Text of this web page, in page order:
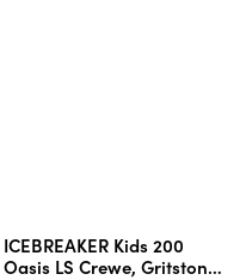
ICEBREAKER Kids 200
Oasis LS Crewe, Gritstone